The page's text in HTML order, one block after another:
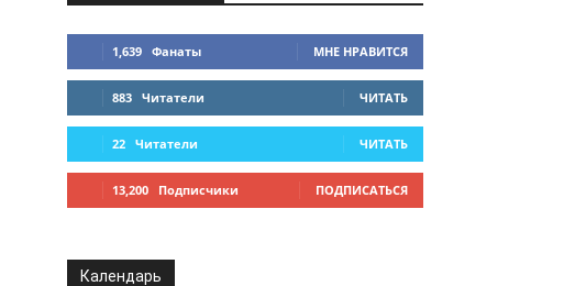
1,639 Фанаты МНЕ НРАВИТСЯ
883 Читатели ЧИТАТЬ
22 Читатели ЧИТАТЬ
13,200 Подписчики ПОДПИСАТЬСЯ
Календарь